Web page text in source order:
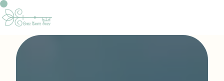
Panneau de gestion des cookies